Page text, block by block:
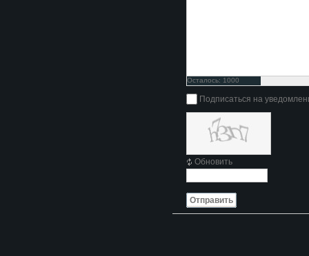
Осталось: 1000
символов
Подписаться на
Обновить
Отправить